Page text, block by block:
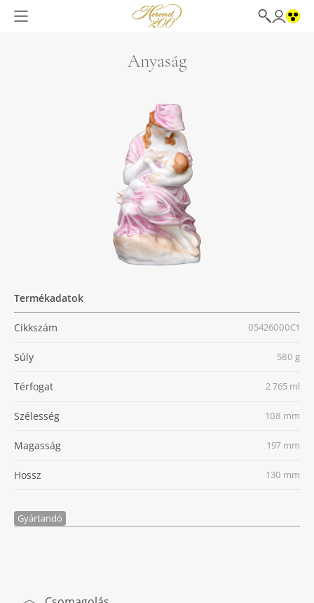
Anyaság
Termékadatok
Cikkszám 05426000C1
Súly 580 g
Térfogat 2 765 ml
Szélesség 108 mm
Magasság 197 mm
Hossz 130 mm
Gyártandó